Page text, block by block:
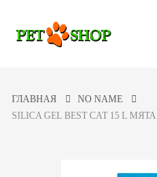
ГЛАВНАЯ
NO NAME
SILICA GEL BEST CAT 15 L МЯТА